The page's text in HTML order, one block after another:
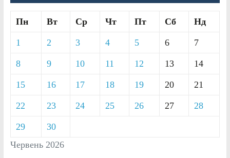
Червень 2026
Пн Вт Ср Чт Пт Сб Нд
1 2 3 4 5 6 7
8 9 10 11 12 13 14
15 16 17 18 19 20 21
22 23 24 25 26 27 28
29 30